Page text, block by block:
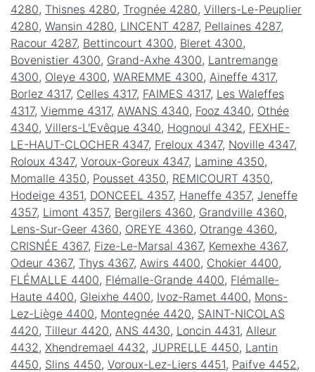
4280, Thisnes 4280, Trognée 4280, Villers-Le-Peuplier
4280, Wansin 4280, LINCENT 4287, Pellaines 4287,
Racour 4287, Bettincourt 4300, Bleret 4300,
Bovenistier 4300, Grand-Axhe 4300, Lantremange
4300, Oleye 4300, WAREMME 4300, Aineffe 4317,
Borlez 4317, Celles 4317, FAIMES 4317, Les Waleffes
4317, Viemme 4317, AWANS 4340, Fooz 4340, Othée
4340, Villers-L'Evêque 4340, Hognoul 4342 , FEXHE-
LE-HAUT-CLOCHER 4347, Freloux 4347, Noville 4347,
Roloux 4347, Voroux-Goreux 4347, Lamine 4350,
Momalle 4350, Pousset 4350, REMICOURT 4350,
Hodeige 4351, DONCEEL 4357, Haneffe 4357, Jeneffe
4357, Limont 4357, Bergilers 4360, Grandville 4360,
Lens-Sur-Geer 4360, OREYE 4360, Otrange 4360,
CRISNÉE 4367, Fize-Le-Marsal 4367, Kemexhe 4367,
Odeur 4367, Thys 4367, Awirs 4400, Chokier 4400,
FLÉMALLE 4400, Flémalle-Grande 4400, Flémalle-
Haute 4400, Gleixhe 4400, Ivoz-Ramet 4400, Mons-
Lez-Liège 4400, Montegnée 4420, SAINT-NICOLAS
4420, Tilleur 4420, ANS 4430, Loncin 4431, Alleur
4432 , Xhendremael 4432 , JUPRELLE 4450, Lantin
4450, Slins 4450, Voroux-Lez-Liers 4451, Paifve 4452 ,